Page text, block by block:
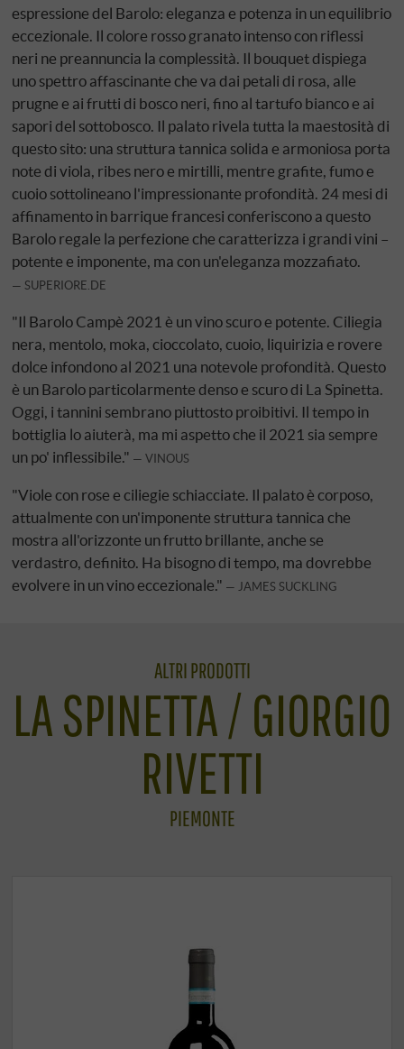
espressione del Barolo: eleganza e potenza in un equilibrio
eccezionale. Il colore rosso granato intenso con riflessi
neri ne preannuncia la complessità. Il bouquet dispiega
uno spettro affascinante che va dai petali di rosa, alle
prugne e ai frutti di bosco neri, fino al tartufo bianco e ai
sapori del sottobosco. Il palato rivela tutta la maestosità di
questo sito: una struttura tannica solida e armoniosa porta
note di viola, ribes nero e mirtilli, mentre grafite, fumo e
cuoio sottolineano l'impressionante profondità. 24 mesi di
affinamento in barrique francesi conferiscono a questo
Barolo regale la perfezione che caratterizza i grandi vini –
potente e imponente, ma con un'eleganza mozzafiato.
SUPERIORE.DE
"Il Barolo Campè 2021 è un vino scuro e potente. Ciliegia
nera, mentolo, moka, cioccolato, cuoio, liquirizia e rovere
dolce infondono al 2021 una notevole profondità. Questo
è un Barolo particolarmente denso e scuro di La Spinetta.
Oggi, i tannini sembrano piuttosto proibitivi. Il tempo in
bottiglia lo aiuterà, ma mi aspetto che il 2021 sia sempre
un po' inflessibile."
VINOUS
"Viole con rose e ciliegie schiacciate. Il palato è corposo,
attualmente con un'imponente struttura tannica che
mostra all'orizzonte un frutto brillante, anche se
verdastro, definito. Ha bisogno di tempo, ma dovrebbe
evolvere in un vino eccezionale."
JAMES SUCKLING
ALTRI PRODOTTI
LA SPINETTA / GIORGIO
RIVETTI
PIEMONTE